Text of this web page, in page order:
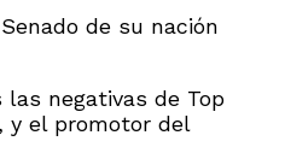
de su nación
las negativas de Top
y el promotor del